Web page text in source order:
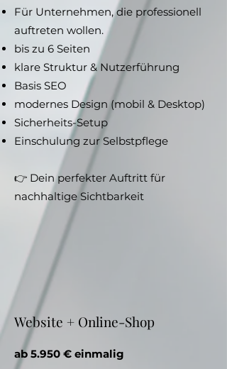
Für Unternehmen, die professionell
auftreten wollen.
bis zu 6 Seiten
klare Struktur & Nutzerführung
Basis SEO
modernes Design (mobil & Desktop)
Sicherheits-Setup
Einschulung zur Selbstpflege
👉 Dein perfekter Auftritt für
nachhaltige Sichtbarkeit
Website + Online-Shop
ab 5.950 € einmalig